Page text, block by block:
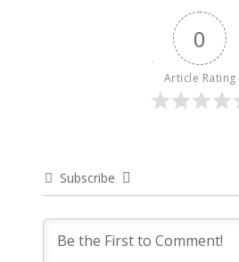
0
Article Rating
Subscribe